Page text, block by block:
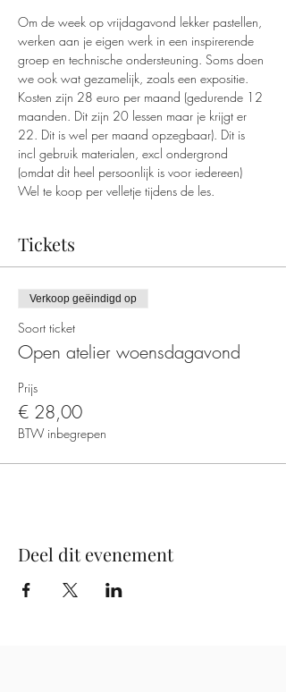
Om de week op vrijdagavond lekker pastellen,
werken aan je eigen werk in een inspirerende
groep en technische ondersteuning. Soms doen
we ook wat gezamelijk, zoals een expositie.
Kosten zijn 28 euro per maand (gedurende 12
maanden. Dit zijn 20 lessen maar je krijgt er
22. Dit is wel per maand opzegbaar). Dit is
incl gebruik materialen, excl ondergrond
(omdat dit heel persoonlijk is voor iedereen)
Wel te koop per velletje tijdens de les.
Tickets
Verkoop geëindigd op
Soort ticket
Open atelier woensdagavond
Prijs
€ 28,00
BTW inbegrepen
Deel dit evenement